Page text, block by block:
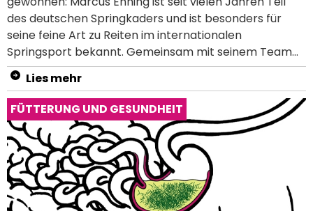
des deutschen Springkaders und ist besonders für
seine feine Art zu Reiten im internationalen
Springsport bekannt. Gemeinsam mit seinem Team
und seinen Sportpferden arbeitet er jeden Tag hart,
um seine Leistungen stetig zu verbessern. Aber was
braucht es zusätzlich, um über so viele Jahre auf
einem solchen hohen Niveau zu reiten? In dieser
Dokumentation gewährt Springreiter Marcus Ehning
einen Blick hinter die Kulissen. Was sind die schönen
und schwierigen Momente, wenn man an der Spitze
steht? Und was braucht er, um das Beste aus sich und
seinen Pferden herauszuholen?
Lies mehr
FÜTTERUNG UND GESUNDHEIT